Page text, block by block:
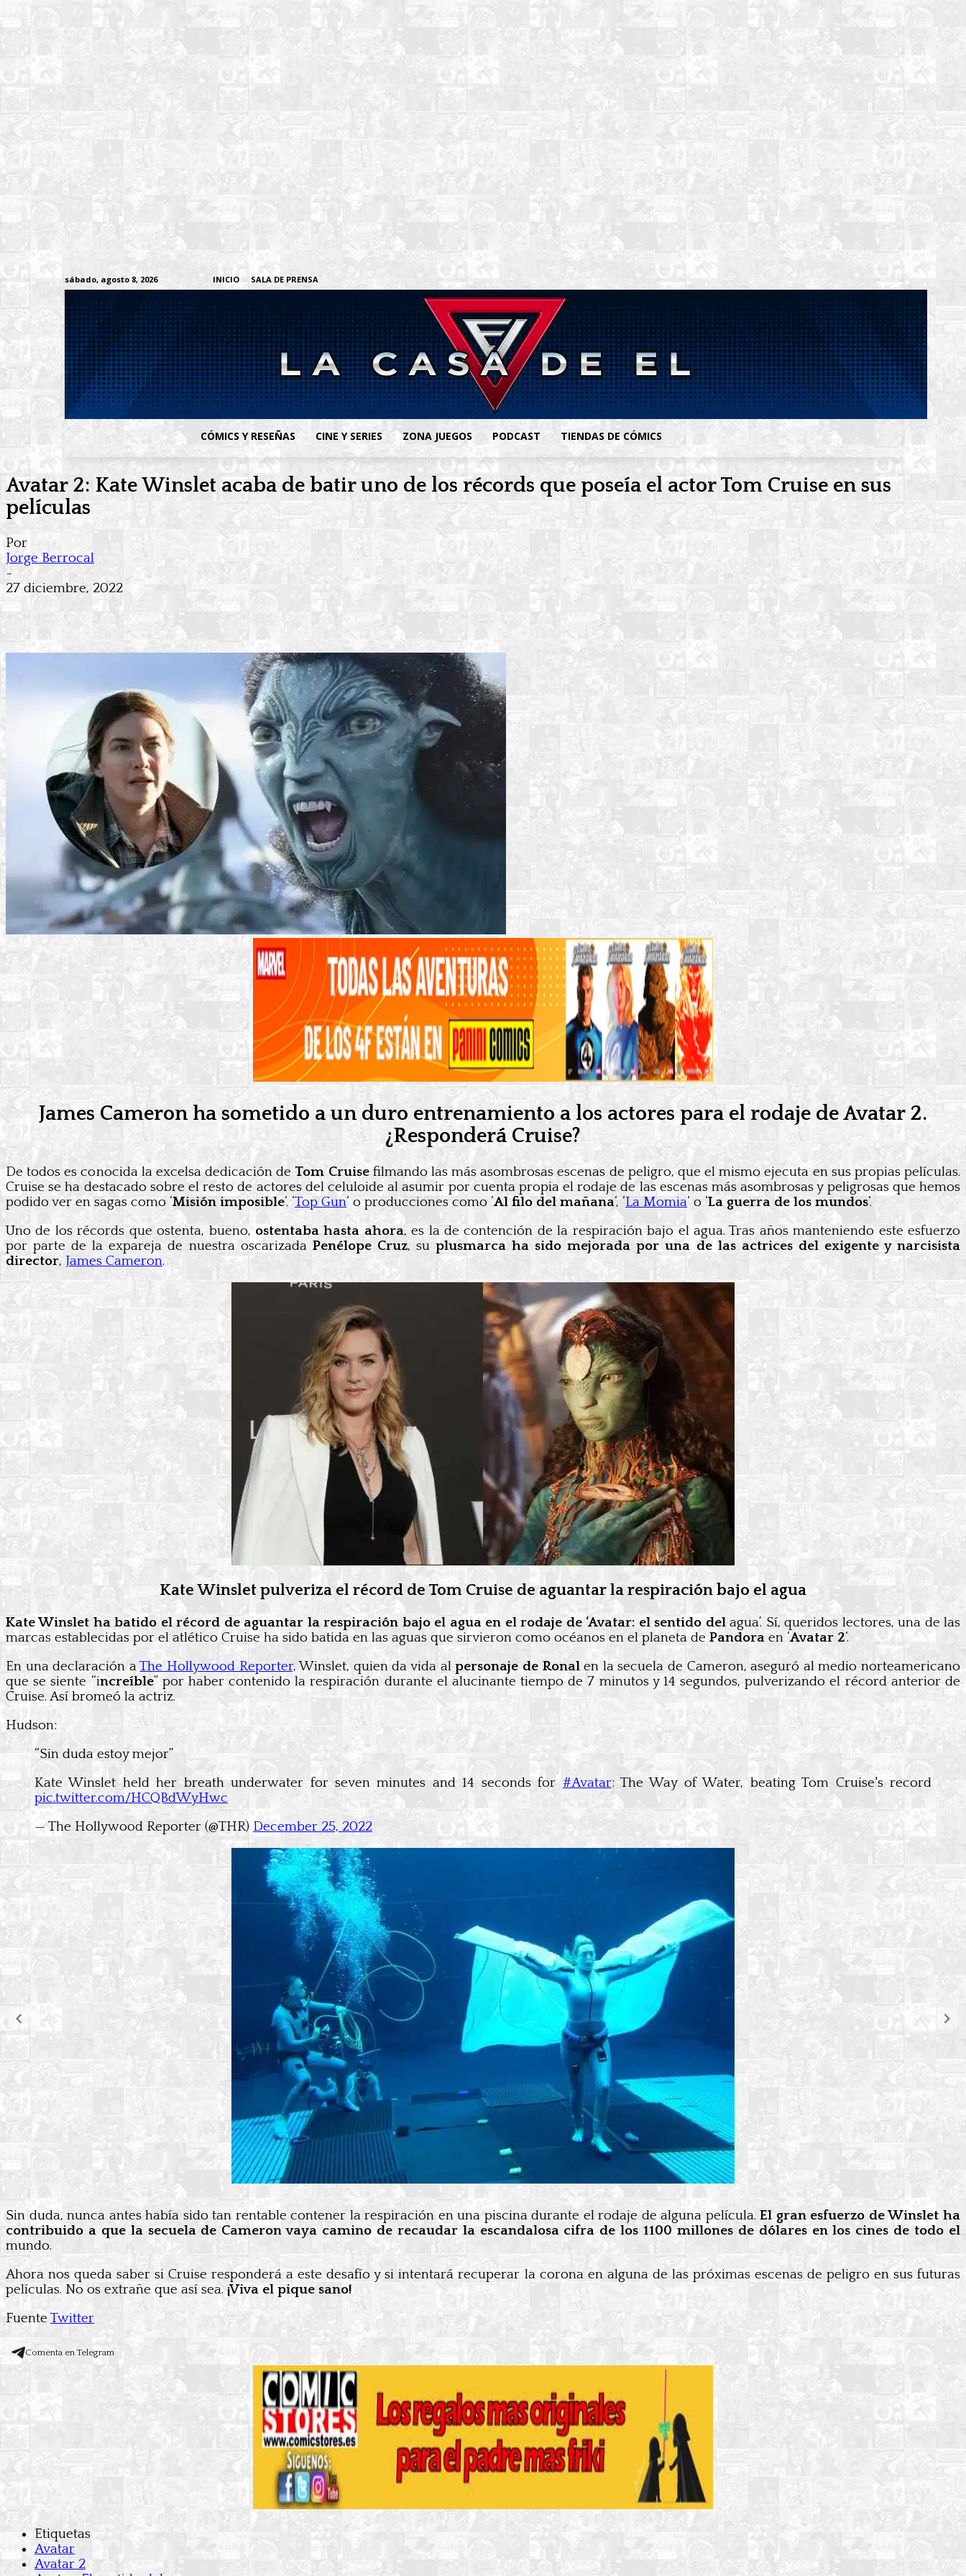
sábado, agosto 8, 2026 INICIO SALA DE PRENSA
CÓMICS Y RESEÑAS CINE Y SERIES ZONA JUEGOS PODCAST TIENDAS DE CÓMICS
Avatar 2: Kate Winslet acaba de batir uno de los récords que poseía el actor Tom Cruise en sus
películas
Por
Jorge Berrocal
-
27 diciembre, 2022
James Cameron ha sometido a un duro entrenamiento a los actores para el rodaje de Avatar 2.
¿Responderá Cruise?
De todos es conocida la excelsa dedicación de Tom Cruisefilmando las más asombrosas escenas de peligro, que el mismo ejecuta en sus propias películas.
Cruise se ha destacado sobre el resto de actores del celuloide al asumir por cuenta propia el rodaje de las escenas más asombrosas y peligrosas que hemos
podido ver en sagas como ‘Misión imposible‘. ‘Top Gun‘ o producciones como ‘Al filo del mañana‘, ‘La Momia‘ o ‘La guerra de los mundos‘.
Uno de los récords que ostenta, bueno, ostentaba hasta ahora, es la de contención de la respiración bajo el agua. Tras años manteniendo este esfuerzo
por parte de la expareja de nuestra oscarizada Penélope Cruz, su plusmarca ha sido mejorada por una de las actrices del exigente y narcisista
director, James Cameron.
Kate Winslet pulveriza el récord de Tom Cruise de aguantar la respiración bajo el agua
Kate Winslet ha batido el récord de aguantar la respiración bajo el agua en el rodaje de ‘Avatar: el sentido delagua’. Sí, queridos lectores, una de las
marcas establecidas por el atlético Cruise ha sido batida en las aguas que sirvieron como océanos en el planeta de Pandora en ‘Avatar 2‘.
En una declaración aThe Hollywood Reporter,Winslet, quien da vida alpersonaje de Ronalen la secuela de Cameron, aseguró al medio norteamericano
que se siente “increíble” por haber contenido la respiración durante el alucinante tiempo de 7 minutos y 14 segundos, pulverizando el récord anterior de
Cruise. Así bromeó la actriz.
Hudson:
“Sin duda estoy mejor”
Kate Winslet held her breath underwater for seven minutes and 14 seconds for#Avatar: The Way of Water, beating Tom Cruise's record
pic.twitter.com/HCQBdWyHwc
— The Hollywood Reporter (@THR) December 25, 2022
Sin duda, nunca antes había sido tan rentable contener la respiración en una piscina durante el rodaje de alguna película. El gran esfuerzo de Winslet ha
contribuido a que la secuela de Cameron vaya camino de recaudar la escandalosa cifra de los 1100 millones de dólares en los cines de todo el
mundo.
Ahora nos queda saber si Cruise responderá a este desafío y si intentará recuperar la corona en alguna de las próximas escenas de peligro en sus futuras
películas. No os extrañe que así sea.¡Viva el pique sano!
Fuente Twitter
Comenta en Telegram
Etiquetas
Avatar
Avatar 2